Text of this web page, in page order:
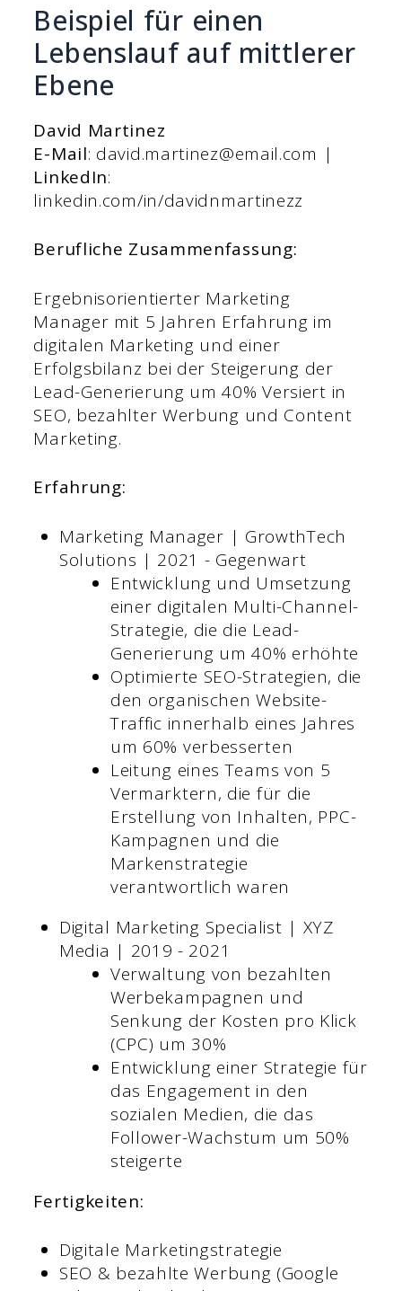
Beispiel für einen
Lebenslauf auf mittlerer
Ebene
David Martinez
E-Mail: david.martinez@email.com |
LinkedIn:
linkedin.com/in/davidnmartinezz
Berufliche Zusammenfassung:
Ergebnisorientierter Marketing
Manager mit 5 Jahren Erfahrung im
digitalen Marketing und einer
Erfolgsbilanz bei der Steigerung der
Lead-Generierung um 40% Versiert in
SEO, bezahlter Werbung und Content
Marketing.
Erfahrung:
Marketing Manager | GrowthTech
Solutions | 2021 - Gegenwart
Entwicklung und Umsetzung
einer digitalen Multi-Channel-
Strategie, die die Lead-
Generierung um 40% erhöhte
Optimierte SEO-Strategien, die
den organischen Website-
Traffic innerhalb eines Jahres
um 60% verbesserten
Leitung eines Teams von 5
Vermarktern, die für die
Erstellung von Inhalten, PPC-
Kampagnen und die
Markenstrategie
verantwortlich waren
Digital Marketing Specialist | XYZ
Media | 2019 - 2021
Verwaltung von bezahlten
Werbekampagnen und
Senkung der Kosten pro Klick
(CPC) um 30%
Entwicklung einer Strategie für
das Engagement in den
sozialen Medien, die das
Follower-Wachstum um 50%
steigerte
Fertigkeiten:
Digitale Marketingstrategie
SEO & bezahlte Werbung (Google